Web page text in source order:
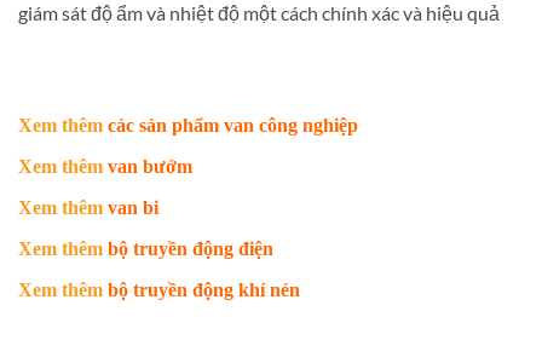
giám sát độ ẩm và nhiệt độ một cách chính xác và hiệu quả
Xem thêm các sản phẩm van công nghiệp
Xem thêm van bướm
Xem thêm van bi
Xem thêm bộ truyền động điện
Xem thêm bộ truyền động khí nén